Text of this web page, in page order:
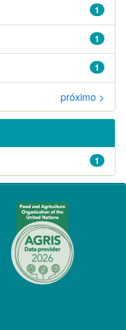
1
1
1
próximo >
1